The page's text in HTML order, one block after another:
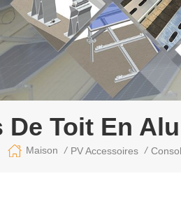
De Toit En
Maison / PV Accessoires /